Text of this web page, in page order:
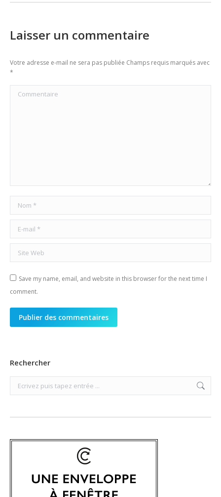
Laisser un commentaire
Votre adresse e-mail ne sera pas publiée Champs requis marqués avec
*
Commentaire
Nom *
E-mail *
Site Web
Save my name, email, and website in this browser for the next time I
comment.
Publier des commentaires
Rechercher
Search: